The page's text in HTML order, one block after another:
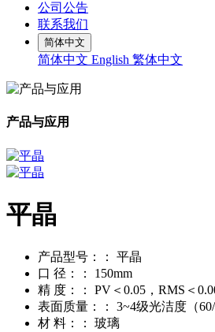
公司公告
联系我们
简体中文
简体中文 English 繁体中文
产品与应用
平晶
产品型号：：
平晶
口 径：：
150mm
精 度：：
PV＜0.05，RMS＜
表面质量：：
3~4级光洁度（60/
材 料：：
玻璃